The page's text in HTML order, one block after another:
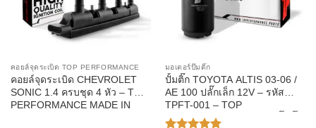
คอยล์จุดระเบิด TOP PERFORMANCE
คอยล์จุดระเบิด CHEVROLET
SONIC 1.4 ครบชุด 4 หัว – TOP
PERFORMANCE MADE IN
มอเตอร์ปั๊มติ๊ก
ปั้มติ๊ก TOYOTA ALTIS 03-06 /
AE 100 ปลั๊กเล็ก 12V – รหัส
TPFT-001 – TOP
PERFORMANCE มอเตอร์ปั๊มติ๊ก